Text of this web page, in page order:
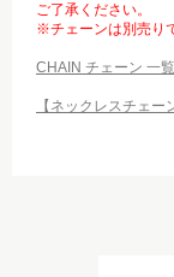
ご了承ください。
※チェーンは別売り
CHAIN チェーン 一
【ネックレスチェー